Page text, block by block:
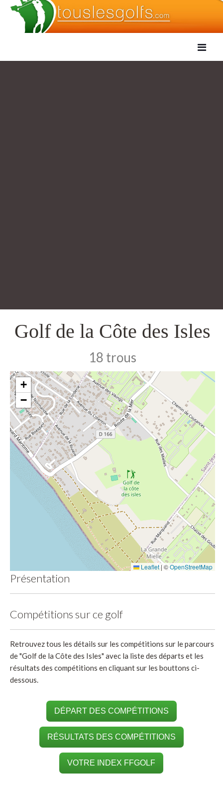
Golf de la Côte des Isles
18 trous
+
−
Leaflet | ©OpenStreetMap
Présentation
Compétitions sur ce golf
Retrouvez tous les détails sur les compétitions sur le parcours
de "Golf de la Côte des Isles" avec la liste des départs et les
résultats des compétitions en cliquant sur les bouttons ci-
dessous.
DÉPART DES COMPÉTITIONS
RÉSULTATS DES COMPÉTITIONS
VOTRE INDEX FFGOLF